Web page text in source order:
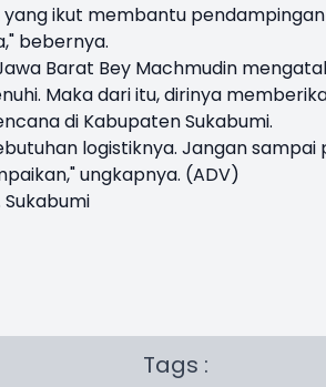
ikut membantu
bebernya.
Barat Bey Machmudin
Maka dari itu, dirinya
di Kabupaten Sukabumi.
logistiknya. Jangan sampai
ungkapnya. (ADV)
Tags :